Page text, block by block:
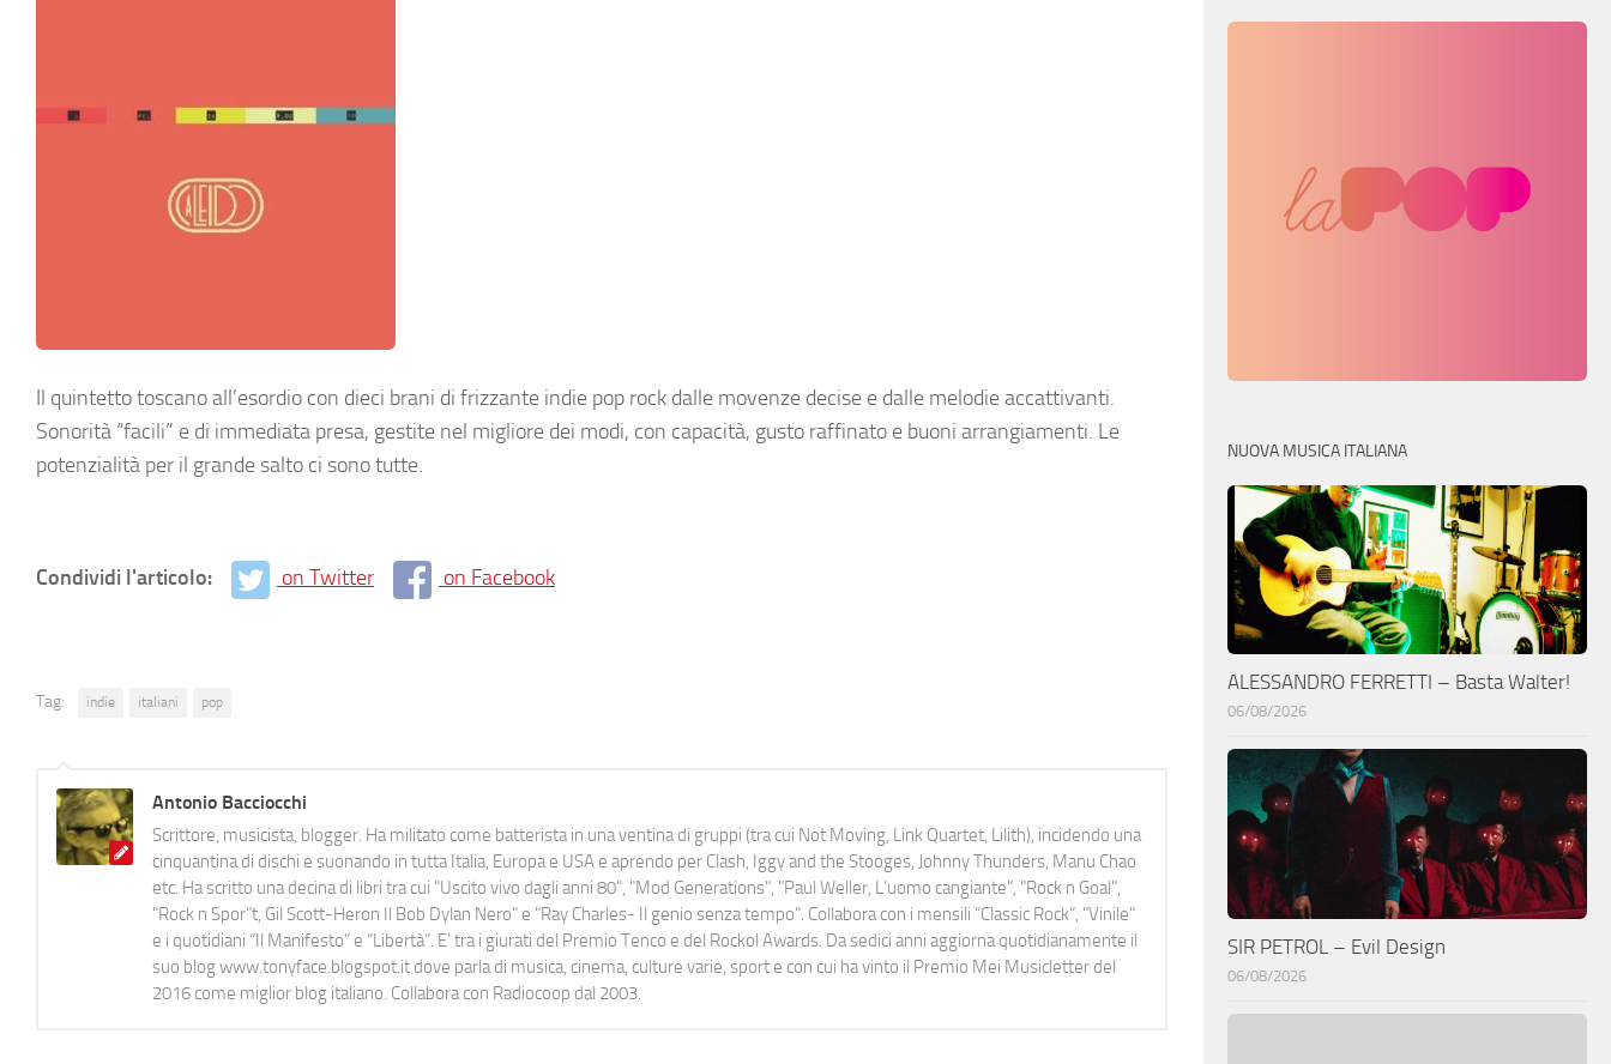
Il quintetto toscano all’esordio con dieci brani di frizzante indie pop rock dalle movenze decise e dalle melodie accattivanti.
Sonorità “facili” e di immediata presa, gestite nel migliore dei modi, con capacità, gusto raffinato e buoni arrangiamenti. Le
potenzialità per il grande salto ci sono tutte.
Condividi l'articolo: on Twitter on Facebook
Tag: indie italiani pop
Antonio Bacciocchi
Scrittore, musicista, blogger. Ha militato come batterista in una ventina di gruppi (tra cui Not Moving, Link Quartet, Lilith), incidendo una
cinquantina di dischi e suonando in tutta Italia, Europa e USA e aprendo per Clash, Iggy and the Stooges, Johnny Thunders, Manu Chao
etc. Ha scritto una decina di libri tra cui "Uscito vivo dagli anni 80", "Mod Generations", "Paul Weller, L’uomo cangiante", "Rock n Goal",
"Rock n Spor"t, Gil Scott-Heron Il Bob Dylan Nero" e "Ray Charles- Il genio senza tempo". Collabora con i mensili “Classic Rock”, "Vinile"
e i quotidiani “Il Manifesto” e “Libertà”. E' tra i giurati del Premio Tenco e del Rockol Awards. Da sedici anni aggiorna quotidianamente il
suo blog www.tonyface.blogspot.it dove parla di musica, cinema, culture varie, sport e con cui ha vinto il Premio Mei Musicletter del
2016 come miglior blog italiano. Collabora con Radiocoop dal 2003.
NUOVA MUSICA ITALIANA
ALESSANDRO FERRETTI – Basta Walter!
06/08/2026
SIR PETROL – Evil Design
06/08/2026